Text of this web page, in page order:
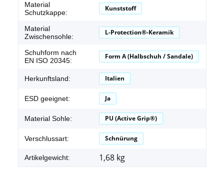
Material
Schutzkappe:
Kunststoff
Material
Zwischensohle:
L-Protection®-Keramik
Schuhform nach
EN ISO 20345:
Form A (Halbschuh / Sandale)
Herkunftsland: Italien
ESD geeignet: Ja
Material Sohle: PU (Active Grip®)
Verschlussart: Schnürung
Artikelgewicht: 1,68 kg